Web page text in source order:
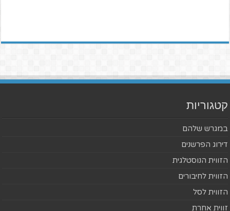
קטגוריות
במגרש שלהם
דירוג הפרשנים
הזווית הנוסטלגית
הזווית לחיבורים
הזווית לסל
זווית אחרת